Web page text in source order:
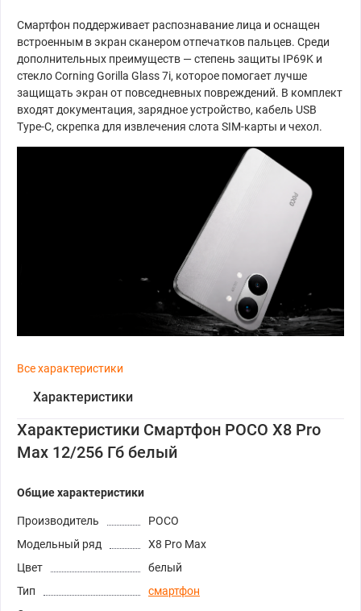
Смартфон поддерживает распознавание лица и оснащен
встроенным в экран сканером отпечатков пальцев. Среди
дополнительных преимуществ — степень защиты IP69K и
стекло Corning Gorilla Glass 7i, которое помогает лучше
защищать экран от повседневных повреждений. В комплект
входят документация, зарядное устройство, кабель USB
Type-C, скрепка для извлечения слота SIM-карты и чехол.
Все характеристики
Характеристики
Характеристики Смартфон POCO X8 Pro
Max 12/256 Гб белый
Общие характеристики
Производитель
POCO
Модельный ряд
X8 Pro Max
Цвет
белый
Тип
смартфон